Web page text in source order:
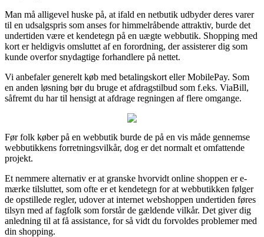
Man må alligevel huske på, at ifald en netbutik udbyder deres varer
til en udsalgspris som anses for himmelråbende attraktiv, burde det
undertiden være et kendetegn på en uægte webbutik. Shopping med
kort er heldigvis omsluttet af en forordning, der assisterer dig som
kunde overfor snydagtige forhandlere på nettet.
Vi anbefaler generelt køb med betalingskort eller MobilePay. Som
en anden løsning bør du bruge et afdragstilbud som f.eks. ViaBill,
såfremt du har til hensigt at afdrage regningen af flere omgange.
Før folk køber på en webbutik burde de på en vis måde gennemse
webbutikkens forretningsvilkår, dog er det normalt et omfattende
projekt.
Et nemmere alternativ er at granske hvorvidt online shoppen er e-
mærke tilsluttet, som ofte er et kendetegn for at webbutikken følger
de opstillede regler, udover at internet webshoppen undertiden føres
tilsyn med af fagfolk som forstår de gældende vilkår. Det giver dig
anledning til at få assistance, for så vidt du forvoldes problemer med
din shopping.